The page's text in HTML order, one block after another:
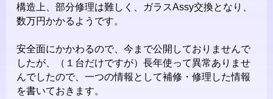
構造上、部分修理は難しく、ガラスAssy交換となり、
数万円かかるようです。
安全面にかかわるので、今まで公開しておりませんで
したが、（１台だけですが）長年使って異常ありませ
んでしたので、一つの情報として補修・修理した情報
を書いておきます。